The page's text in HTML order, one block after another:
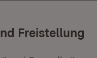
Freistellung